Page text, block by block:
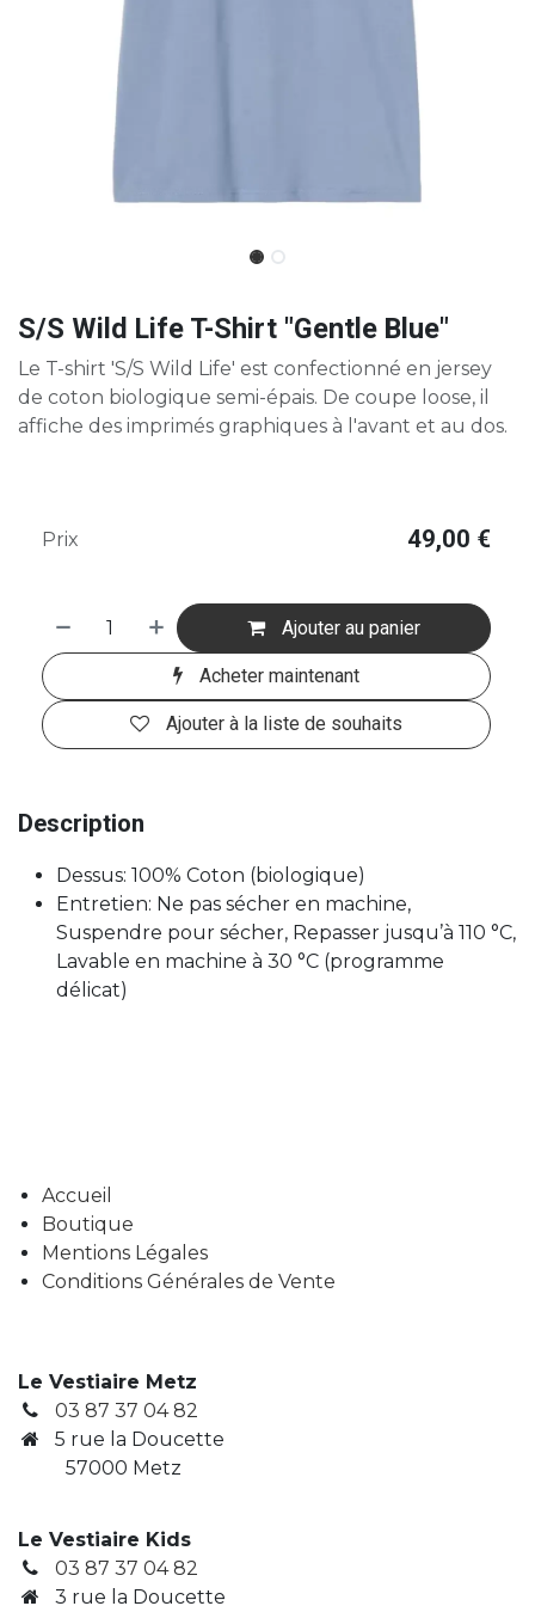
S/S Wild Life T-Shirt "Gentle Blue"
Le T-shirt 'S/S Wild Life' est confectionné en jersey
de coton biologique semi-épais. De coupe loose, il
affiche des imprimés graphiques à l'avant et au dos.
Ajouter au panier
Acheter maintenant
Ajouter à la liste de souhaits
Prix 49,00 €
Description
Dessus: 100% Coton (biologique)
Entretien: Ne pas sécher en machine,
Suspendre pour sécher, Repasser jusqu’à 110 °C,
Lavable en machine à 30 °C (programme
délicat)
Accueil
Boutique
Mentions Légales
Conditions Générales de Vente
Le Vestiaire Metz
03 87 37 04 82
5 rue la Doucette
57000 Metz
Le Vestiaire Kids
03 87 37 04 82
3 rue la Doucette